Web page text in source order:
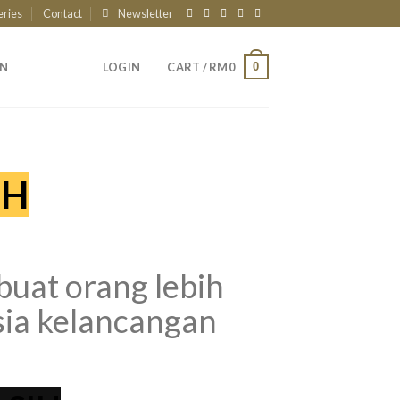
Contact Newsletter
LOGIN CART /RM0 0
orang lebih
kelancangan